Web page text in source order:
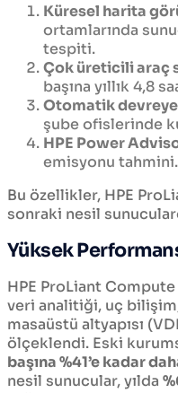
Küresel harita
ortamlarında
tespiti.
Çok üreticili araç
başına yıllık 4,8
Otomatik
şube ofislerinde
HPE Power
emisyonu tahmini.
Bu özellikler, HPE
sonraki nesil
Yüksek
HPE ProLiant
veri analitiği, uç
masaüstü altyapısı
ölçeklendi. Eski
başına %41’e kadar
nesil sunucular, yılda